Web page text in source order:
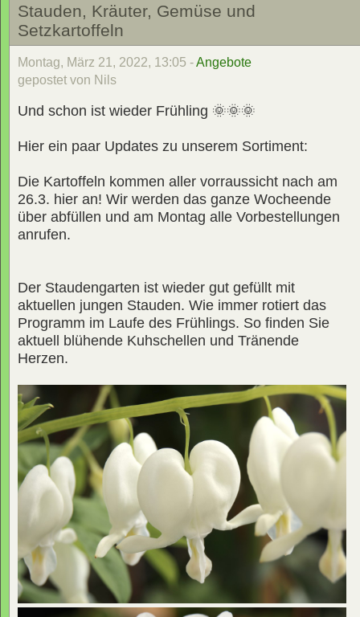
Stauden, Kräuter, Gemüse und
Setzkartoffeln
Montag, März 21, 2022, 13:05 -Angebote
gepostet von Nils
Und schon ist wieder Frühling 🌞🌞🌞
Hier ein paar Updates zu unserem Sortiment:
Die Kartoffeln kommen aller vorraussicht nach am
26.3. hier an! Wir werden das ganze Wocheende
über abfüllen und am Montag alle Vorbestellungen
anrufen.
Der Staudengarten ist wieder gut gefüllt mit
aktuellen jungen Stauden. Wie immer rotiert das
Programm im Laufe des Frühlings. So finden Sie
aktuell blühende Kuhschellen und Tränende
Herzen.